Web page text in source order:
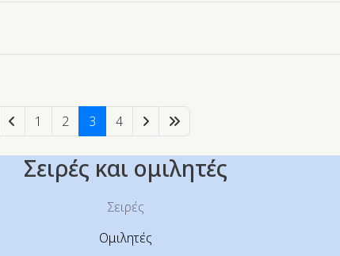
1 2 3 4
Σειρές και ομιλητές
Σειρές
Ομιλητές